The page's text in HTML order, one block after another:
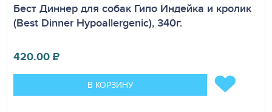
Бест Диннер для собак Гипо Индейка и кролик
(Best Dinner Hypoallergenic), 340г.
420.00₽
В КОРЗИНУ